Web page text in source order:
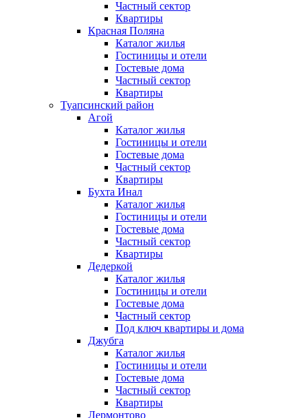
Частный сектор
Квартиры
Красная Поляна
Каталог жилья
Гостиницы и отели
Гостевые дома
Частный сектор
Квартиры
Туапсинский район
Агой
Каталог жилья
Гостиницы и отели
Гостевые дома
Частный сектор
Квартиры
Бухта Инал
Каталог жилья
Гостиницы и отели
Гостевые дома
Частный сектор
Квартиры
Дедеркой
Каталог жилья
Гостиницы и отели
Гостевые дома
Частный сектор
Под ключ квартиры и дома
Джубга
Каталог жилья
Гостиницы и отели
Гостевые дома
Частный сектор
Квартиры
Лермонтово